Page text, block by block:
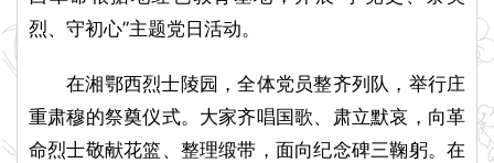
烈、守初心”主题党日活动。
在湘鄂西烈士陵园，全体党员整齐列队，举行庄
重肃穆的祭奠仪式。大家齐唱国歌、肃立默哀，向革
命烈士敬献花篮、整理缎带，面向纪念碑三鞠躬。在